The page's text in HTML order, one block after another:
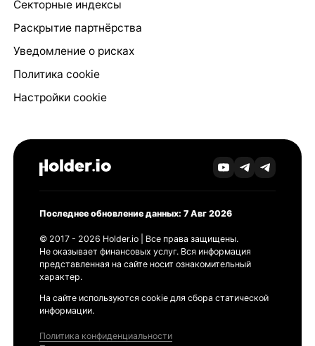
Секторные индексы
Раскрытие партнёрства
Уведомление о рисках
Политика cookie
Настройки cookie
Последнее обновление данных: 7 Авг 2026
© 2017 - 2026 Holder.io | Все права защищены.
Не оказывает финансовых услуг. Вся информация
представленная на сайте носит ознакомительный
характер.
На сайте используются cookie для сбора статической
информации.
Политика конфиденциальности